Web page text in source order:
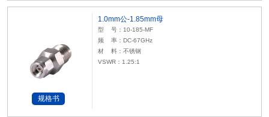
规格书
1.0mm公-1.85mm母
型 号：10-185-MF
频 率：DC-67GHz
材 料：不锈钢
VSWR：1.25:1